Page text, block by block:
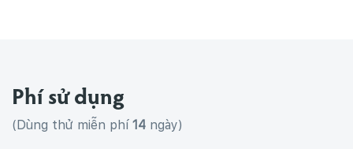
Phí sử dụng
(Dùng thử miễn phí 14 ngày)